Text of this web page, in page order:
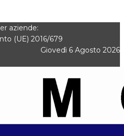
aziende:
(UE) 2016/679
Giovedì 6 Agosto 2026